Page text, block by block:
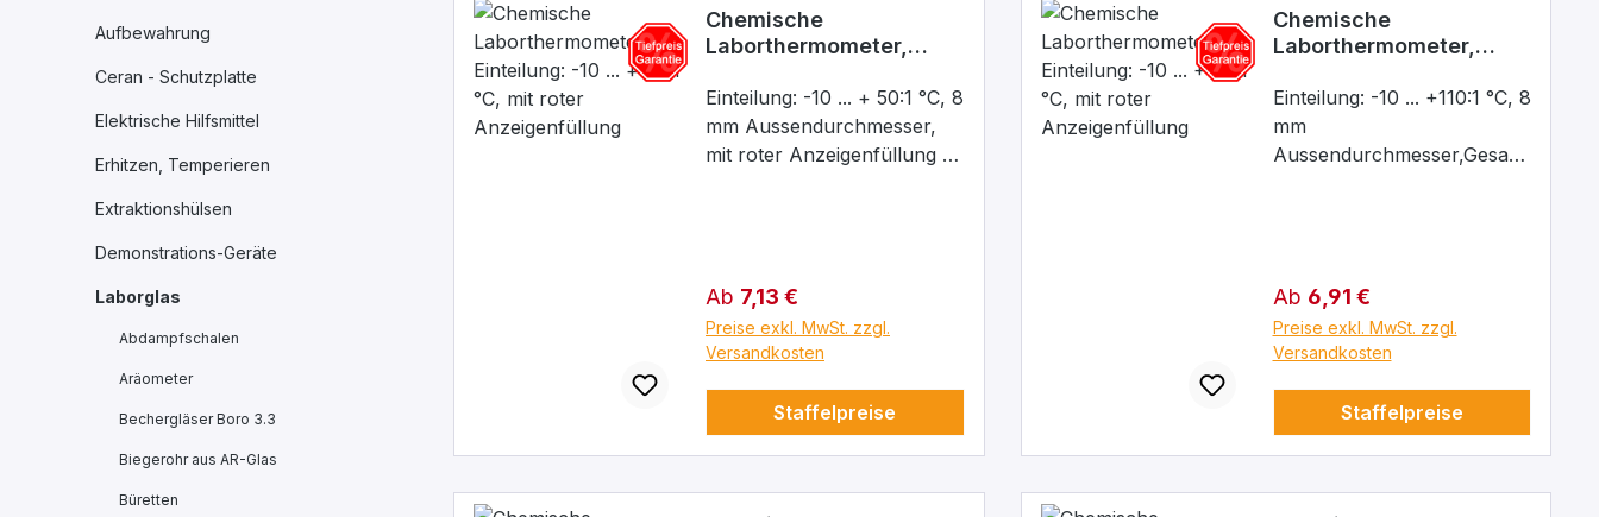
Aufbewahrung
Ceran - Schutzplatte
Elektrische Hilfsmittel
Erhitzen, Temperieren
Extraktionshülsen
Demonstrations-Geräte
Laborglas
Abdampfschalen
Aräometer
Bechergläser Boro 3.3
Biegerohr aus AR-Glas
Büretten
Chemische
Laborthermometer,
°C, mit roter
Anzeigenfüllung
Einteilung: -10 ... + 50:1 °C, 8
mm Aussendurchmesser,
mit roter Anzeigenfüllung
robusten täglichen
Laborgebrauch bestimmt
mit Milchglasskala sowie
ganz eintauchend. Kapillare
prismatisch unbelegt.
mm. Ihre robuste
Regulärer Preis:
Ab 7,13 €
Preise exkl. MwSt. zzgl.
Versandkosten
Staffelpreise
Chemische
Laborthermometer,
°C, mit roter
Anzeigenfüllung
Einteilung: -10 ... +110:1 °C, 8
mm
Aussendurchmesser,Gesamt
roter Anzeigenfüllung,
Einschlussform, für den
robusten täglichen
mit Milchglasskala sowie
Aufhängeöse. Justierung
prismatisch unbelegt.
Regulärer Preis:
Ab 6,91 €
Preise exkl. MwSt. zzgl.
Versandkosten
Staffelpreise